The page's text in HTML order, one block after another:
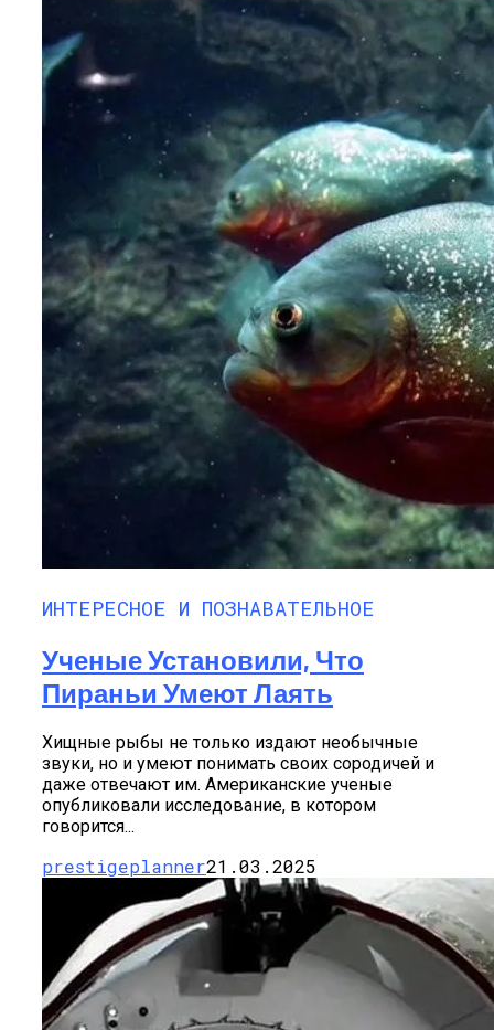
ИНТЕРЕСНОЕ И ПОЗНАВАТЕЛЬНОЕ
Ученые Установили, Что
Пираньи Умеют Лаять
Хищные рыбы не только издают необычные
звуки, но и умеют понимать своих сородичей и
даже отвечают им. Американские ученые
опубликовали исследование, в котором
говорится...
prestigeplanner21.03.2025